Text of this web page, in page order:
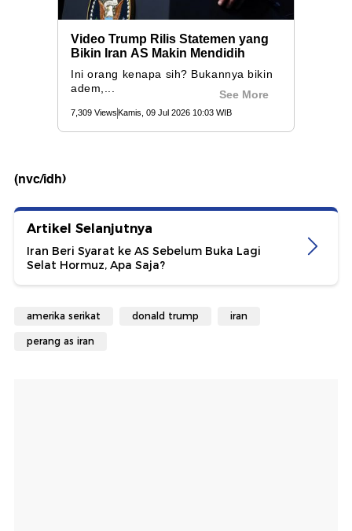
(nvc/idh)
Artikel Selanjutnya
Iran Beri Syarat ke AS Sebelum Buka Lagi
Selat Hormuz, Apa Saja?
amerika serikat donald trump iran
perang as iran